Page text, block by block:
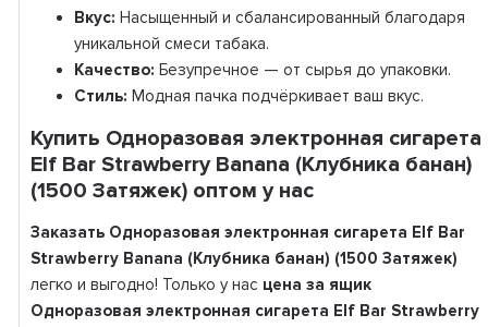
Вкус: Насыщенный и сбалансированный благодаря
уникальной смеси табака.
Качество: Безупречное — от сырья до упаковки.
Стиль: Модная пачка подчёркивает ваш вкус.
Купить Одноразовая электронная сигарета
Elf Bar Strawberry Banana (Клубника банан)
(1500 Затяжек) оптом у нас
Заказать Одноразовая электронная сигарета Elf Bar
Strawberry Banana (Клубника банан) (1500 Затяжек)
легко и выгодно! Только у нас цена за ящик
Одноразовая электронная сигарета Elf Bar Strawberry